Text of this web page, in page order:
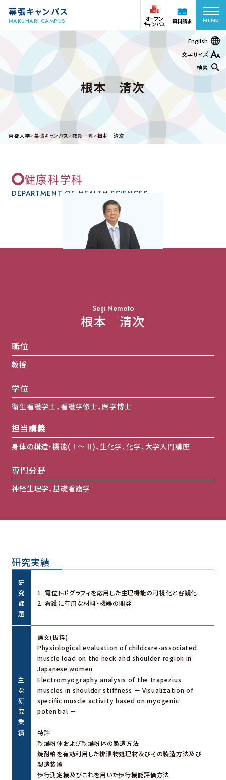
幕張キャンパス
MAKUHARI CAMPUS
English
文字サイズ
検索
オープン
キャンパス 資料請求
受験生の方
アクセス お問い合わせ
保護者の方
学部・学科
幕張ヒューマンケア学部 看護学科
幕張ヒューマンケア学部 看護学科 保健師課程
幕張ヒューマンケア学部 理学療法学科
幕張ヒューマンケア学部 臨床工学科
幕張ヒューマンケア学部 健康科学科
東都大学で学ぶ先輩たち
卒業生の方
地域一般・企業の方
大学案内
基本情報
東都大学の取り組み
キャンパスマップ・アクセス
音声ブラウザへの対応関連リンク
MENU
東都大学 幕張キャンパス 教員一覧 根本 清次
根本 清次
健康科学科
DEPARTMENT OF HEALTH SCIENCES
Seiji Nemoto
根本 清次
職位
教授
学位
衛生看護学士、看護学修士、医学博士
担当講義
身体の構造・機能(Ⅰ～Ⅲ)、生化学、化学、大学入門講座
専門分野
神経生理学、基礎看護学
研究実績
研
究
課
題
1. 電位トポグラフィを応用した生理機能の可視化と客観化
2. 看護に有用な材料・機器の開発
主
な
研
究
業
績
論文(抜粋)
Physiological evaluation of childcare-associated
muscle load on the neck and shoulder region in
Japanese women
Electromyography analysis of the trapezius
muscles in shoulder stiffness － Visualization of
specific muscle activity based on myogenic
potential －
特許
乾燥粉体および乾燥粉体の製造方法
焼酎粕を有効利用した排泄物処理材及びその製造方法及び
製造装置
歩行測定機及びこれを用いた歩行機能評価方法